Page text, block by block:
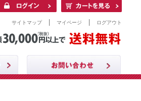
サイトマップ| マイページ ログアウト